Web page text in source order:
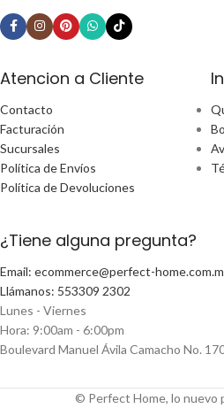
Atencion a Cliente
Contacto
Facturación
Sucursales
Política de Envíos
Política de Devoluciones
¿Tiene alguna pregunta?
Email: ecommerce@perfect-
Llámanos: 553309 2302
Lunes - Viernes
Hora: 9:00am - 6:00pm
Boulevard Manuel Ávila Camacho No.
© Perfect Home, lo nuevo